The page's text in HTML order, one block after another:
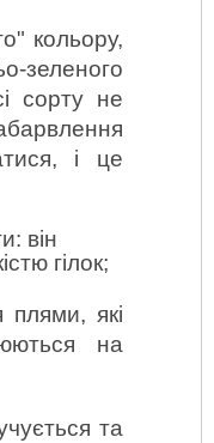
кольору,
зеленого
сорту не
і це
він
гілок;
плями, які
на
та